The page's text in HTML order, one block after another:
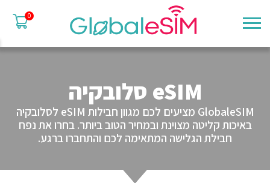
0
eSIM סלובקיה
GlobaleSIM מציעים לכם מגוון חבילות eSIM לסלובקיה
באיכות קליטה מצוינת ובמחיר הטוב ביותר. בחרו את נפח
חבילת הגלישה המתאימה לכם והתחברו ברגע.